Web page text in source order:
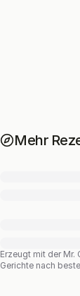
Mehr
Erzeugt mit der Mr.
Gerichte nach